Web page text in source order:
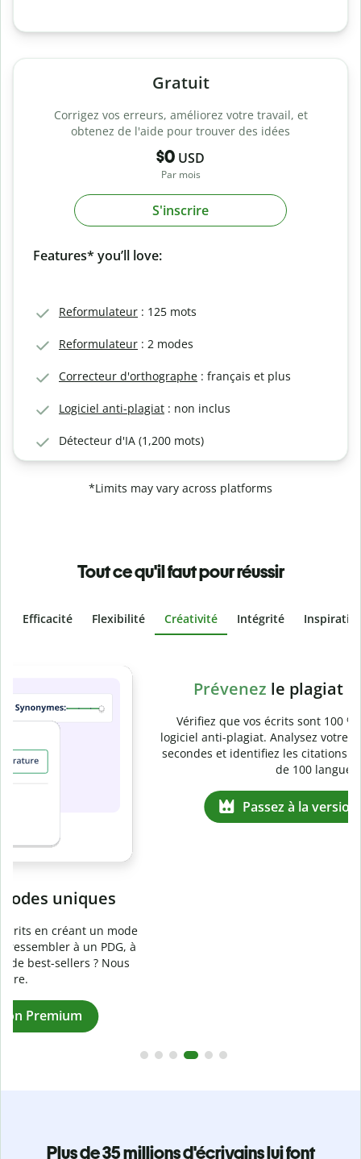
Gratuit
Corrigez vos erreurs, améliorez votre travail, et
obtenez de l'aide pour trouver des idées
$0 USD
Par mois
S'inscrire
Features* you’ll love:
Reformulateur : 125 mots
Reformulateur : 2 modes
Correcteur d'orthographe : français et plus
Logiciel anti-plagiat : non inclus
Détecteur d'IA (1,200 mots)
*Limits may vary across platforms
Tout ce qu'il faut pour réussir
Efficacité Flexibilité Créativité Intégrité
Prévenez
Vérifiez que vos écrits sont 100 % les vôtres grâce au
logiciel anti-plagiat. Analysez votre document en quelques
secondes et identifiez les citations manquantes dans plus
Plus de 35 millions d'écrivains lui font